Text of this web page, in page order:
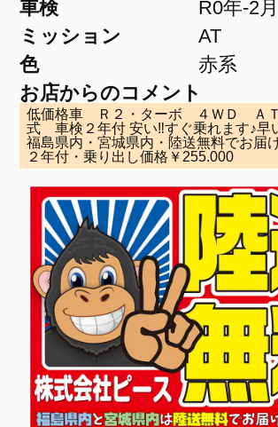
車検
R0年-2月
ミッション
AT
色
赤系
お店からのコメント
低価格車 Ｒ２・ターボ ４ＷＤ Ａ
式 車検２年付 安い‼すぐ乗れます♪早
福島県内・宮城県内・陸送無料でお届
２年付・乗り出し価格￥255.000